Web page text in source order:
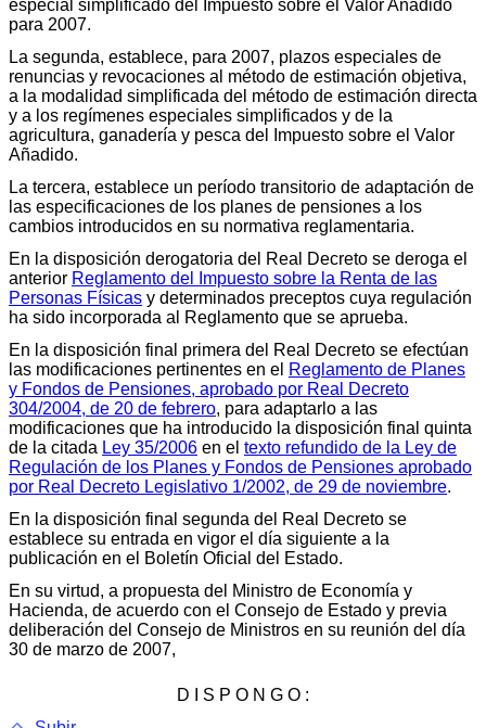
especial simplificado del Impuesto sobre el Valor Añadido
para 2007.
La segunda, establece, para 2007, plazos especiales de
renuncias y revocaciones al método de estimación objetiva,
a la modalidad simplificada del método de estimación directa
y a los regímenes especiales simplificados y de la
agricultura, ganadería y pesca del Impuesto sobre el Valor
Añadido.
La tercera, establece un período transitorio de adaptación de
las especificaciones de los planes de pensiones a los
cambios introducidos en su normativa reglamentaria.
En la disposición derogatoria del Real Decreto se deroga el
anterior Reglamento del Impuesto sobre la Renta de las
Personas Físicas y determinados preceptos cuya regulación
ha sido incorporada al Reglamento que se aprueba.
En la disposición final primera del Real Decreto se efectúan
las modificaciones pertinentes en el Reglamento de Planes
y Fondos de Pensiones, aprobado por Real Decreto
304/2004, de 20 de febrero, para adaptarlo a las
modificaciones que ha introducido la disposición final quinta
de la citada Ley 35/2006 en el texto refundido de la Ley de
Regulación de los Planes y Fondos de Pensiones aprobado
por Real Decreto Legislativo 1/2002, de 29 de noviembre.
En la disposición final segunda del Real Decreto se
establece su entrada en vigor el día siguiente a la
publicación en el Boletín Oficial del Estado.
En su virtud, a propuesta del Ministro de Economía y
Hacienda, de acuerdo con el Consejo de Estado y previa
deliberación del Consejo de Ministros en su reunión del día
30 de marzo de 2007,
D I S P O N G O :